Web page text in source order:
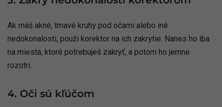
Ak máš akné, tmavé kruhy pod očami alebo iné
nedokonalosti, použi korektor na ich zakrytie. Nanes ho iba
na miesta, ktoré potrebuješ zakryť, a potom ho jemne
rozotri.
4. Oči sú kľúčom